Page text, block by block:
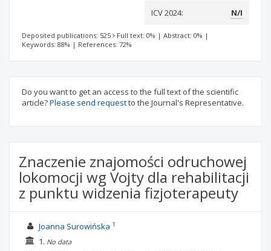
ICV 2024: N/I
Deposited publications: 525 Full text: 0% | Abstract: 0% |
Keywords: 88% | References: 72%
Do you want to get an access to the full text of the scientific
article?Please send requestto the Journal's Representative.
Znaczenie znajomości odruchowej
lokomocji wg Vojty dla rehabilitacji
z punktu widzenia fizjoterapeuty
Joanna Surowińska 1
1. No data